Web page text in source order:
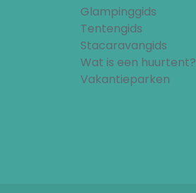
Glampinggids
Tentengids
Stacaravangids
Wat is een huurtent?
Vakantieparken